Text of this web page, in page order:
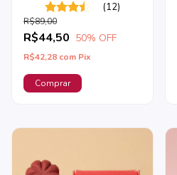
(12)
R$44,50
R$89,00
50% OFF
R$42,28 com Pix